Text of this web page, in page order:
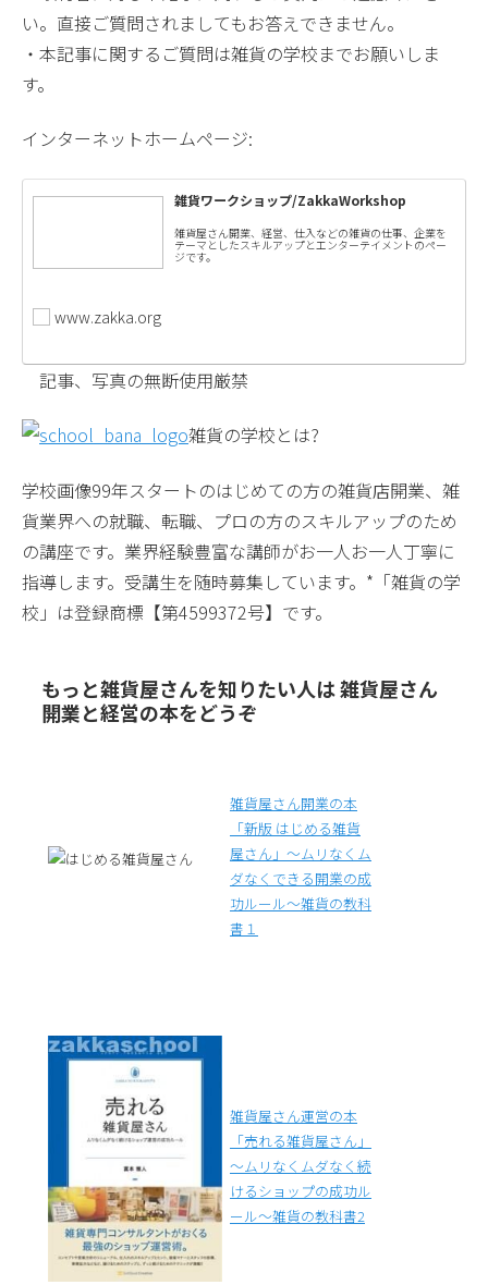
い。直接ご質問されましてもお答えできません。
・本記事に関するご質問は雑貨の学校までお願いしま
す。
インターネットホームページ:
雑貨ワークショップ/ZakkaWorkshop
雑貨屋さん開業、経営、仕入などの雑貨の仕事、企業を
テーマとしたスキルアップとエンターテイメントのペー
ジです。
www.zakka.org
記事、写真の無断使用厳禁
雑貨の学校とは?
学校画像99年スタートのはじめての方の雑貨店開業、雑
貨業界への就職、転職、プロの方のスキルアップのため
の講座です。業界経験豊富な講師がお一人お一人丁寧に
指導します。受講生を随時募集しています。*「雑貨の学
校」は登録商標【第4599372号】です。
もっと雑貨屋さんを知りたい人は 雑貨屋さん
開業と経営の本をどうぞ
雑貨屋さん開業の本
「新版 はじめる雑貨
屋さん」～ムリなくム
ダなくできる開業の成
功ルール～雑貨の教科
書１
雑貨屋さん運営の本
「売れる雑貨屋さん」
～ムリなくムダなく続
けるショップの成功ル
ール～雑貨の教科書2